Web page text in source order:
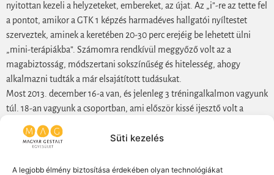
Süti kezelés
A legjobb élmény biztosítása érdekében olyan technológiákat
nyitottan kezeli a helyzeteket, embereket, az újat. Az „i”-re az tette fel
a pontot, amikor a GTK 1 képzés harmadéves hallgatói nyíltestet
szerveztek, aminek a keretében 20-30 perc erejéig be lehetett ülni
„mini-terápiákba”. Számomra rendkívül meggyőző volt az a
magabiztosság, módszertani sokszínűség és hitelesség, ahogy
alkalmazni tudták a már elsajátított tudásukat.
Most 2013. december 16-a van, és jelenleg 3 tréningalkalmon vagyunk
túl. 18-an vagyunk a csoportban, ami először kissé ijesztő volt a
számomra, de ez már az első alkalommal átfordult, és elkezdtem
élvezni azt a sokszínűséget, amit ez a csapat nyújt. Mindenki
jelen, ami folyamatosan frissen tart, és nemegyszer olyan